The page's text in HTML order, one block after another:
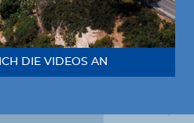
DIE VIDEOS AN